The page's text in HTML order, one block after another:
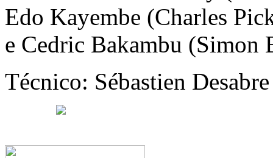
Edo Kayembe (Charles
e Cedric Bakambu (Simon
Técnico: Sébastien Desabre